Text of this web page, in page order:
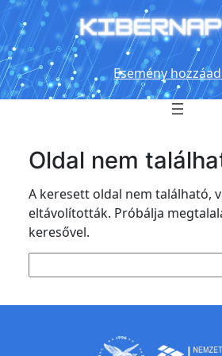
Ugrás
a
tartalomhoz
Esemény
Oldal nem
A keresett oldal nem található,
eltávolították. Próbálja
keresővel.